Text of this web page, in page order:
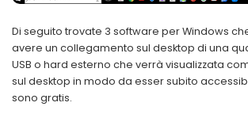
Di seguito trovate 3 software per Windows
avere un collegamento sul desktop di una
USB o hard esterno che verrà visualizzata
sul desktop in modo da esser subito
sono gratis.